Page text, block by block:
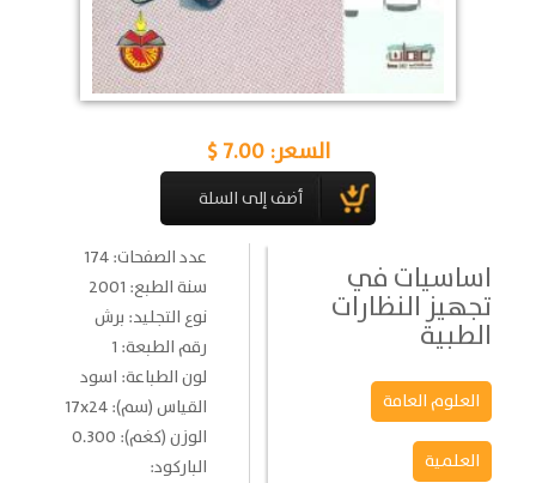
السعر:7.00 $
اساسيات في
تجهيز النظارات
الطبية
العلوم العامة
العلمية
عدد الصفحات: 174
سنة الطبع: 2001
نوع التجليد: برش
رقم الطبعة: 1
لون الطباعة: اسود
القياس (سم): 17x24
الوزن (كغم): 0.300
الباركود: